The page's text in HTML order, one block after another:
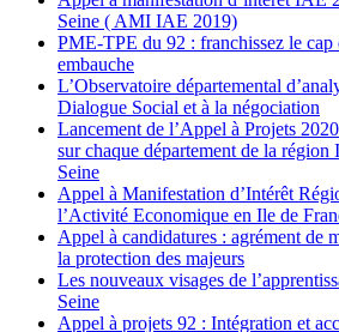
Seine ( AMI IAE 2019)
PME-TPE du 92 : franchissez le cap
embauche
L’Observatoire départemental
Dialogue Social et à la négociation
Lancement de l’Appel à Projets
sur chaque département de la
Seine
Appel à Manifestation d’Intérêt
l’Activité Economique en Ile de
Appel à candidatures : agrément de
la protection des majeurs
Les nouveaux visages de
Seine
Appel à projets 92 : Intégration et